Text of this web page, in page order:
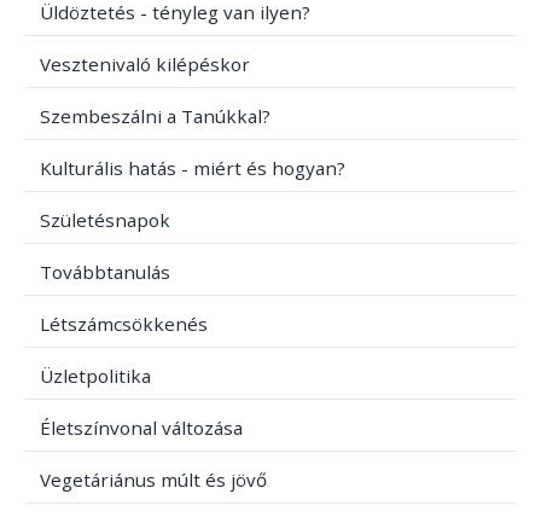
Üldöztetés - tényleg van ilyen?
Vesztenivaló kilépéskor
Szembeszálni a Tanúkkal?
Kulturális hatás - miért és hogyan?
Születésnapok
Továbbtanulás
Létszámcsökkenés
Üzletpolitika
Életszínvonal változása
Vegetáriánus múlt és jövő